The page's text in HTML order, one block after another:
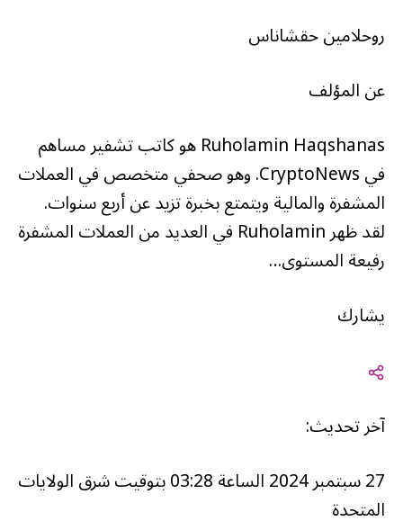
روحلامين حقشاناس
عن المؤلف
Ruholamin Haqshanas هو كاتب تشفير مساهم
في CryptoNews. وهو صحفي متخصص في العملات
المشفرة والمالية ويتمتع بخبرة تزيد عن أربع سنوات.
لقد ظهر Ruholamin في العديد من العملات المشفرة
رفيعة المستوى…
يشارك
آخر تحديث:
27 سبتمبر 2024 الساعة 03:28 بتوقيت شرق الولايات
المتحدة